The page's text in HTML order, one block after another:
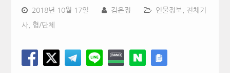
2018년 10월 17일 김은정 인물정보, 전체기
사, 협/단체